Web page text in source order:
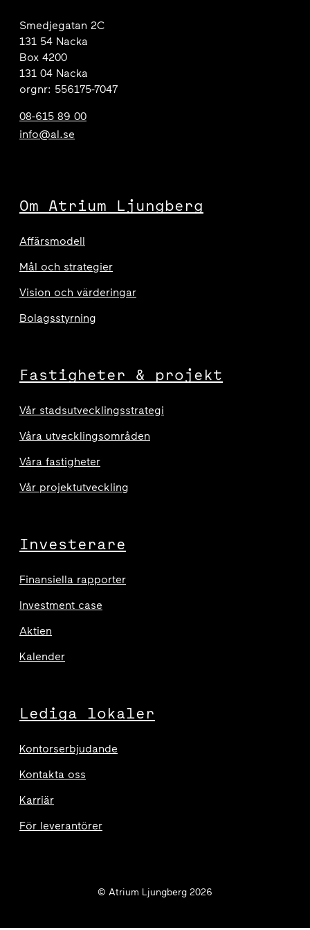
Smedjegatan 2C
131 54 Nacka
Box 4200
131 04 Nacka
orgnr: 556175-7047
08-615 89 00
info@al.se
Om Atrium Ljungberg
Affärsmodell
Mål och strategier
Vision och värderingar
Bolagsstyrning
Fastigheter & projekt
Vår stadsutvecklingsstrategi
Våra utvecklingsområden
Våra fastigheter
Vår projektutveckling
Investerare
Finansiella rapporter
Investment case
Aktien
Kalender
Lediga lokaler
Kontorserbjudande
Kontakta oss
Karriär
För leverantörer
© Atrium Ljungberg 2026